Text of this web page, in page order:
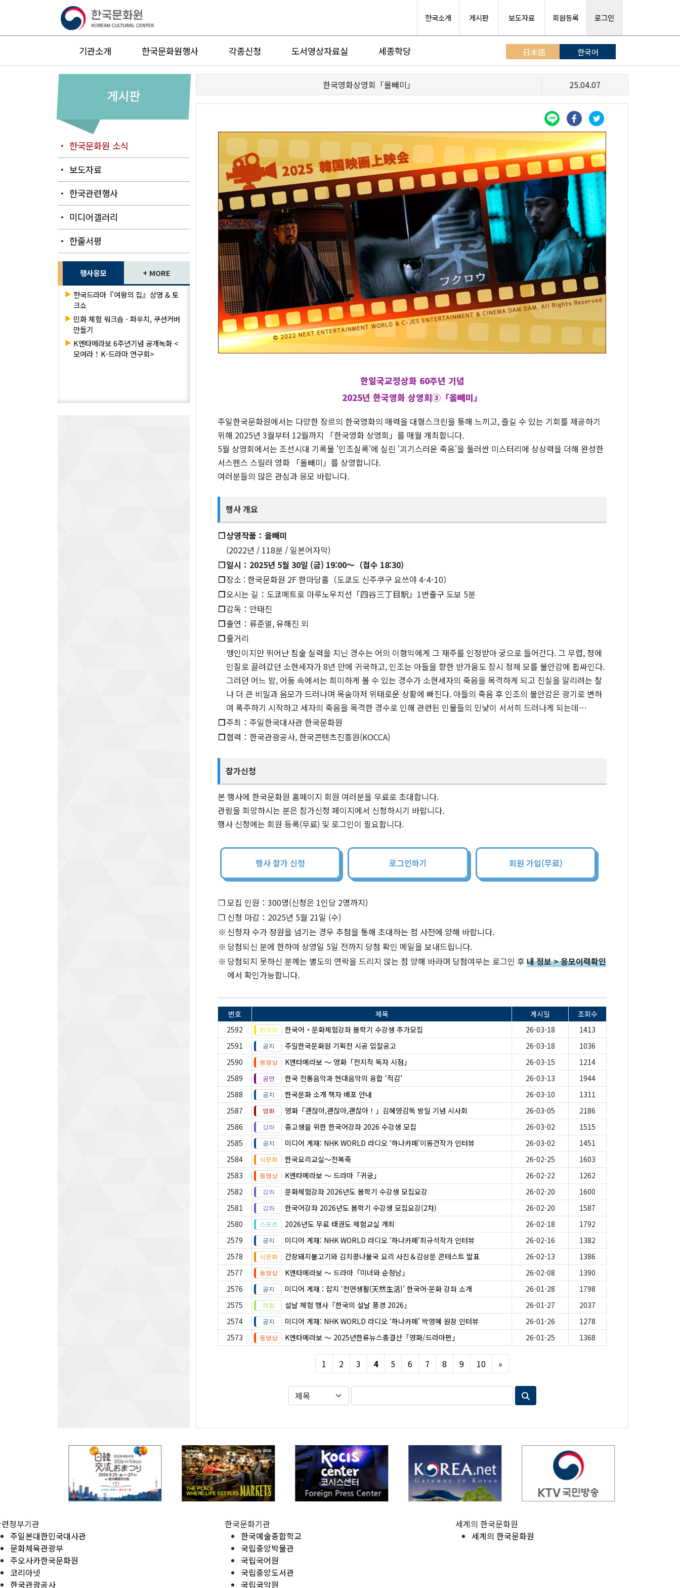
한국소개 게시판 보도자료 회원등록 로그인
기관소개 한국문화원행사 각종신청 도서영상자료실 세종학당 日本語 한국어
게시판
・ 한국문화원 소식
・ 보도자료
・ 한국관련행사
・ 미디어갤러리
・ 한줄서평
행사응모 + MORE
▶ 한국드라마『여왕의 집』상영 & 토
크쇼
▶ 민화 체험 워크숍 - 파우치, 쿠션커버
만들기
▶ K엔타메라보 6주년기념 공개녹화 <
모여라！K-드라마 연구회>
한국영화상영회「올빼미」 25.04.07
한일국교정상화 60주년 기념
2025년 한국영화 상영회③「올빼미」
주일한국문화원에서는 다양한 장르의 한국영화의 매력을 대형스크린을 통해 느끼고, 즐길 수 있는 기회를 제공하기
위해 2025년 3월부터 12월까지 「한국영화 상영회」를 매월 개최합니다.
5월 상영회에서는 조선시대 기록물 '인조실록'에 실린 '괴기스러운 죽음'을 둘러싼 미스터리에 상상력을 더해 완성한
서스펜스 스릴러 영화 「올빼미」를 상영합니다.
여러분들의 많은 관심과 응모 바랍니다.
행사 개요
❐상영작품：올빼미
(2022년 / 118분 / 일본어자막)
❐일시：2025년 5월 30일 (금) 19:00～（접수 18:30）
❐장소 : 한국문화원 2F 한마당홀（도쿄도 신주쿠구 요쓰야 4-4-10）
❐오시는 길：도쿄메트로 마루노우치선「四谷三丁目駅」1번출구 도보 5분
❐감독：안태진
❐출연：류준열, 유해진 외
❐줄거리
맹인이지만 뛰어난 침술 실력을 지닌 경수는 어의 이형익에게 그 재주를 인정받아 궁으로 들어간다. 그 무렵, 청에
인질로 끌려갔던 소현세자가 8년 만에 귀국하고, 인조는 아들을 향한 반가움도 잠시 정체 모를 불안감에 휩싸인다.
그러던 어느 밤, 어둠 속에서는 희미하게 볼 수 있는 경수가 소현세자의 죽음을 목격하게 되고 진실을 알리려는 찰
나 더 큰 비밀과 음모가 드러나며 목숨마저 위태로운 상황에 빠진다. 아들의 죽음 후 인조의 불안감은 광기로 변하
여 폭주하기 시작하고 세자의 죽음을 목격한 경수로 인해 관련된 인물들의 민낯이 서서히 드러나게 되는데…
❐주최：주일한국대사관 한국문화원
❐협력：한국관광공사, 한국콘텐츠진흥원(KOCCA)
참가신청
본 행사에 한국문화원 홈페이지 회원 여러분을 무료로 초대합니다.
관람을 희망하시는 분은 참가신청 페이지에서 신청하시기 바랍니다.
행사 신청에는 회원 등록(무료) 및 로그인이 필요합니다.
행사 참가 신청 로그인하기 회원 가입(무료)
❐모집 인원：300명(신청은 1인당 2명까지)
❐ 신청 마감：2025년 5월 21일 (수)
※ 신청자 수가 정원을 넘기는 경우 추첨을 통해 초대하는 점 사전에 양해 바랍니다.
※ 당첨되신 분에 한하여 상영일 5일 전까지 당첨 확인 메일을 보내드립니다.
※ 당첨되지 못하신 분께는 별도의 연락을 드리지 않는 점 양해 바라며 당첨여부는 로그인 후 내 정보 > 응모이력확인
에서 확인가능합니다.
번호 제목 게시일
조회수
2592
한국어・문화체험강좌 봄학기 수강생 추가모집 26-03-18
1413
2591
주일한국문화원 기획전 시공 입찰공고 26-03-18
1036
2590
K엔타메라보 ～ 영화「전지적 독자 시점」 26-03-15
1214
2589
한국 전통음악과 현대음악의 융합 ‘적감’ 26-03-13
1944
2588
한국문화 소개 책자 배포 안내 26-03-10
1311
2587
영화「괜찮아,괜찮아,괜찮아！」김혜영감독 방일 기념 시사회 26-03-05
2186
2586
중고생을 위한 한국어강좌 2026 수강생 모집 26-03-02
1515
2585
미디어 게재: NHK WORLD 라디오 ‘하나카페’이동건작가 인터뷰 26-03-02
1451
2584
한국요리교실〜전복죽 26-02-25
1603
2583
K엔타메라보 ～ 드라마「귀궁」 26-02-22
1262
2582
문화체험강좌 2026년도 봄학기 수강생 모집요강 26-02-20
1600
2581
한국어강좌 2026년도 봄학기 수강생 모집요강(2차) 26-02-20
1587
2580
2026년도 무료 태권도 체험교실 개최 26-02-18
1792
2579
미디어 게재: NHK WORLD 라디오 ‘하나카페’최규석작가 인터뷰 26-02-16
1382
2578
간장돼지불고기와 김치콩나물국 요리 사진＆감상문 콘테스트 발표 26-02-13
1386
2577
K엔타메라보 ～ 드라마「미녀와 순정남」 26-02-08
1390
2576
미디어 게재 : 잡지 ‘천연생활(天然生活)’ 한국어·문화 강좌 소개 26-01-28
1798
2575
설날 체험 행사「한국의 설날 풍경 2026」 26-01-27
2037
2574
미디어 게재: NHK WORLD 라디오 ‘하나카페’ 박영혜 원장 인터뷰 26-01-26
1278
2573
K엔타메라보 ～ 2025년한류뉴스총결산「영화/드라마편」 26-01-25 1368
1 2 3 4 5 6 7 8 9 10 »
정부기관
주일본대한민국대사관
문화체육관광부
주오사카한국문화원
코리아넷
한국관광공사
한국문화기관
한국예술종합학교
국립중앙박물관
국립국어원
국립중앙도서관
국립국악원
세계의 한국문화원
세계의 한국문화원